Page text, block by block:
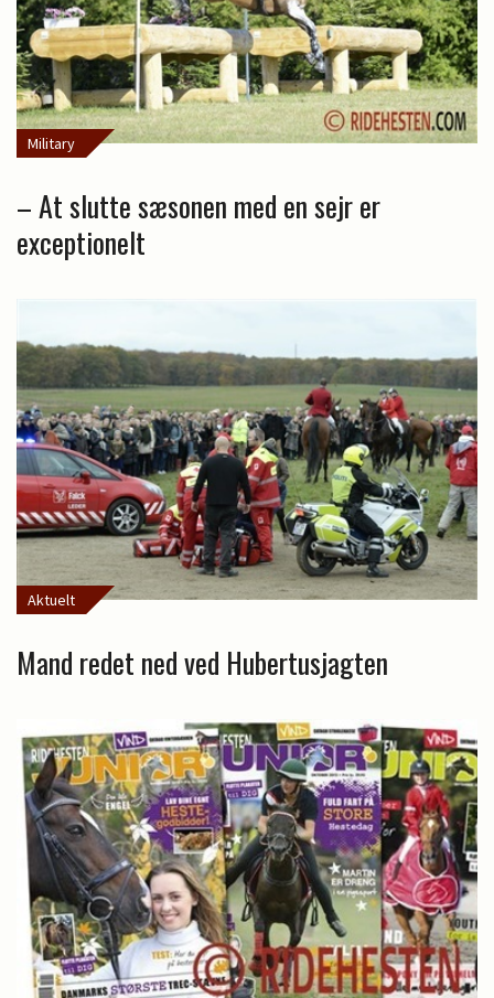
Military
– At slutte sæsonen med en sejr er
exceptionelt
Aktuelt
Mand redet ned ved Hubertusjagten